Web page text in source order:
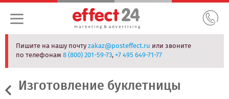
Пишите на нашу почтуzakaz@posteffect.ru или звоните
по телефонам8 (800) 201-59-73,+7 495 649-71-77
Изготовление буклетницы